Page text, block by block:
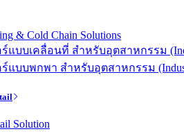
& Cold Chain Solutions
บบเคลื่อนที่ สำหรับอุตสาหกรรม
บบพกพา สำหรับอุตสาหกรรม
Solution